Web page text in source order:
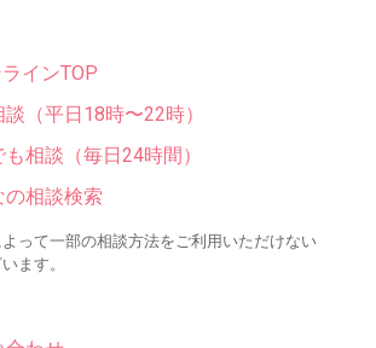
インTOP
（平日18時〜22時）
相談（毎日24時間）
の相談検索
って一部の相談方法をご利用いただけない
ます。